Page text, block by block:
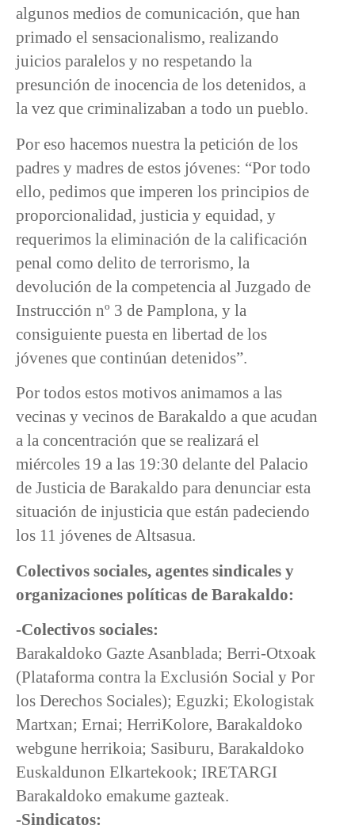
algunos medios de comunicación, que han
primado el sensacionalismo, realizando
juicios paralelos y no respetando la
presunción de inocencia de los detenidos, a
la vez que criminalizaban a todo un pueblo.
Por eso hacemos nuestra la petición de los
padres y madres de estos jóvenes: “Por todo
ello, pedimos que imperen los principios de
proporcionalidad, justicia y equidad, y
requerimos la eliminación de la calificación
penal como delito de terrorismo, la
devolución de la competencia al Juzgado de
Instrucción nº 3 de Pamplona, y la
consiguiente puesta en libertad de los
jóvenes que continúan detenidos”.
Por todos estos motivos animamos a las
vecinas y vecinos de Barakaldo a que acudan
a la concentración que se realizará el
miércoles 19 a las 19:30 delante del Palacio
de Justicia de Barakaldo para denunciar esta
situación de injusticia que están padeciendo
los 11 jóvenes de Altsasua.
Colectivos sociales, agentes sindicales y
organizaciones políticas de Barakaldo:
-Colectivos sociales:
Barakaldoko Gazte Asanblada; Berri-Otxoak
(Plataforma contra la Exclusión Social y Por
los Derechos Sociales); Eguzki; Ekologistak
Martxan; Ernai; HerriKolore, Barakaldoko
webgune herrikoia; Sasiburu, Barakaldoko
Euskaldunon Elkartekook; IRETARGI
Barakaldoko emakume gazteak.
-Sindicatos: